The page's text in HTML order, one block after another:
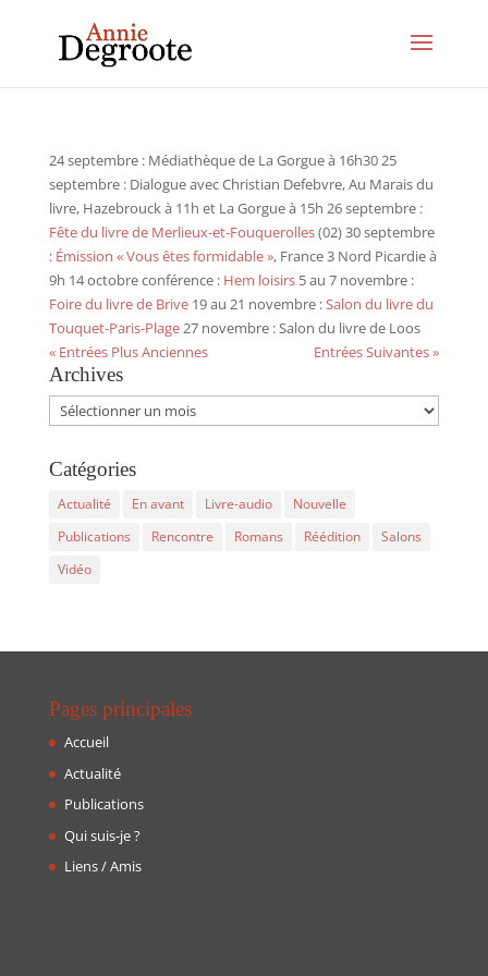
24 septembre : Médiathèque de La Gorgue à 16h30 25
septembre : Dialogue avec Christian Defebvre, Au Marais du
livre, Hazebrouck à 11h et La Gorgue à 15h 26 septembre :
Fête du livre de Merlieux-et-Fouquerolles(02) 30 septembre
: Émission « Vous êtes formidable », France 3 Nord Picardie à
9h 14 octobre conférence : Hem loisirs5 au 7 novembre :
Foire du livre de Brive19 au 21 novembre :Salon du livre du
Touquet-Paris-Plage27 novembre : Salon du livre de Loos
« Entrées Plus Anciennes
Entrées Suivantes »
Archives
Archives
Catégories
Actualité En avant Livre-audio
Nouvelle
Publications
Rencontre Romans Réédition
Salons
Vidéo
Pages principales
Accueil
Actualité
Publications
Qui suis-je ?
Liens / Amis